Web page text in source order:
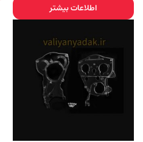
اطلاعات بیشتر